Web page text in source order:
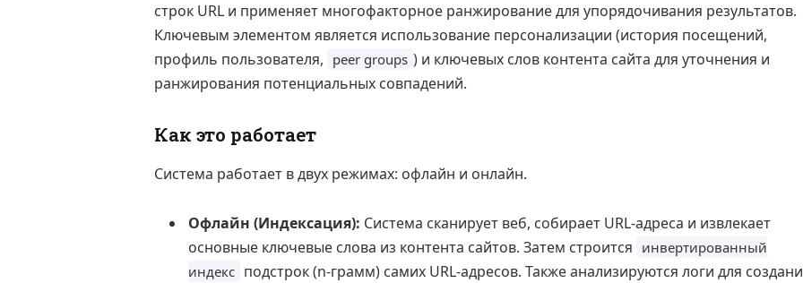
строк URL и применяет многофакторное ранжирование для упорядочивания результатов.
Ключевым элементом является использование персонализации (история посещений,
профиль пользователя, peer groups ) и ключевых слов контента сайта для уточнения и
ранжирования потенциальных совпадений.
Как это работает
Система работает в двух режимах: офлайн и онлайн.
Офлайн (Индексация): Система сканирует веб, собирает URL-адреса и извлекает
основные ключевые слова из контента сайтов. Затем строится инвертированный
индекс подстрок (n-грамм) самих URL-адресов. Также анализируются логи для